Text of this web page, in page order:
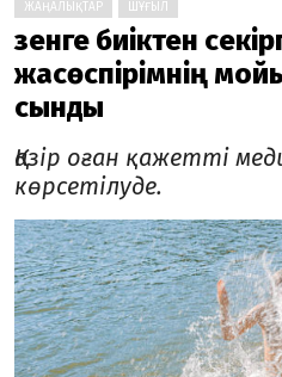
ЖАҢАЛЫҚТАР ШҰҒЫЛ
Өзенге биіктен
жасөспірімнің
сынды
Қазір оған қажетті
көрсетілуде.